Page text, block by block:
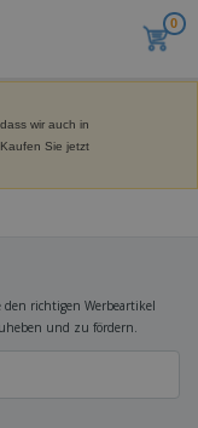
0
wir auch in
Sie jetzt
richtigen Werbeartikel
und zu fördern.